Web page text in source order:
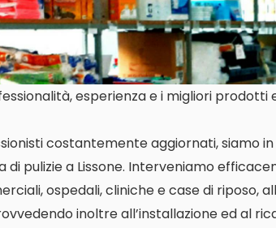
esperienza e i migliori prodotti
costantemente aggiornati, siamo
pulizie a Lissone. Interveniamo
ospedali, cliniche e case di riposo,
inoltre all’installazione ed al